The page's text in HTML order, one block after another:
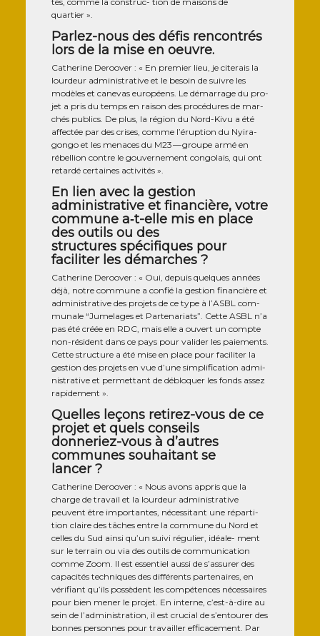
quartier ».
Parlez-nous des défis rencontrés
lors de la mise en oeuvre.
Cathe­rine Deroo­ver : « En pre­mier lieu, je cite­rais la
lour­deur admi­nis­tra­tive et le besoin de suivre les
modèles et cane­vas euro­péens. Le démar­rage du pro­
jet a pris du temps en rai­son des pro­cé­dures de mar­
chés publics. De plus, la région du Nord-Kivu a été
affec­tée par des crises, comme l’éruption du Nyi­ra­
gon­go et les menaces du M23 — groupe armé en
rébel­lion contre le gou­ver­ne­ment congo­lais, qui ont
retar­dé cer­taines activités ».
En lien avec la gestion
administrative et financière, votre
commune a‑t-elle mis en place
des outils ou des
structures spécifiques pour
faciliter les démarches ?
Cathe­rine Deroo­ver : « Oui, depuis quelques années
déjà, notre com­mune a confié la ges­tion finan­cière et
admi­nis­tra­tive des pro­jets de ce type à l’ASBL com­
mu­nale “Jume­lages et Par­te­na­riats”. Cette ASBL n’a
pas été créée en RDC, mais elle a ouvert un compte
non-résident dans ce pays pour vali­der les paie­ments.
Cette struc­ture a été mise en place pour faci­li­ter la
ges­tion des pro­jets en vue d’une sim­pli­fi­ca­tion admi­
nis­tra­tive et per­met­tant de déblo­quer les fonds assez
rapidement ».
Quelles leçons retirez-vous de ce
projet et quels conseils
donneriez-vous à d’autres
communes souhaitant se
lancer ?
Cathe­rine Deroo­ver : « Nous avons appris que la
charge de tra­vail et la lour­deur admi­nis­tra­tive
peuvent être impor­tantes, néces­si­tant une répar­ti­
tion claire des tâches entre la com­mune du Nord et
celles du Sud ain­si qu’un sui­vi régu­lier, idéale- ment
sur le ter­rain ou via des outils de com­mu­ni­ca­tion
comme Zoom. Il est essen­tiel aus­si de s’assurer des
capa­ci­tés tech­niques des dif­fé­rents par­te­naires, en
véri­fiant qu’ils pos­sèdent les com­pé­tences néces­saires
pour bien mener le pro­jet. En interne, c’est-à-dire au
sein de l’administration, il est cru­cial de s’entourer des
bonnes per­sonnes pour tra­vailler effi­ca­ce­ment. Par